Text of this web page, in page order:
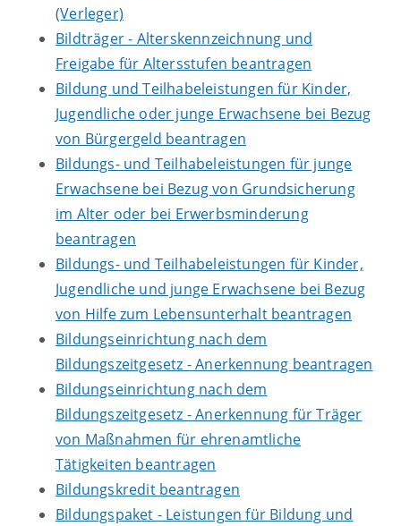
(Verleger)
Bildträger - Alterskennzeichnung und
Freigabe für Altersstufen beantragen
Bildung und Teilhabeleistungen für Kinder,
Jugendliche oder junge Erwachsene bei Bezug
von Bürgergeld beantragen
Bildungs- und Teilhabeleistungen für junge
Erwachsene bei Bezug von Grundsicherung
im Alter oder bei Erwerbsminderung
beantragen
Bildungs- und Teilhabeleistungen für Kinder,
Jugendliche und junge Erwachsene bei Bezug
von Hilfe zum Lebensunterhalt beantragen
Bildungseinrichtung nach dem
Bildungszeitgesetz - Anerkennung beantragen
Bildungseinrichtung nach dem
Bildungszeitgesetz - Anerkennung für Träger
von Maßnahmen für ehrenamtliche
Tätigkeiten beantragen
Bildungskredit beantragen
Bildungspaket - Leistungen für Bildung und